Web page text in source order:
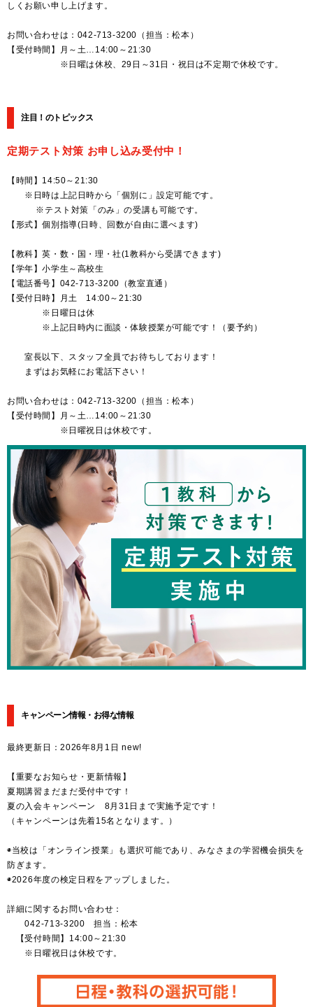
しくお願い申し上げます。
お問い合わせは：042-713-3200（担当：松本）
【受付時間】月～土…14:00～21:30
※日曜は休校、29日～31日・祝日は不定期で休校です。
注目！のトピックス
定期テスト対策 お申し込み受付中！
【時間】14:50～21:30
※日時は上記日時から「個別に」設定可能です。
※テスト対策「のみ」の受講も可能です。
【形式】個別指導(日時、回数が自由に選べます)
【教科】英・数・国・理・社(1教科から受講できます)
【学年】小学生～高校生
【電話番号】042-713-3200（教室直通）
【受付日時】月土 14:00～21:30
※日曜日は休
※上記日時内に面談・体験授業が可能です！（要予約）
室長以下、スタッフ全員でお待ちしております！
まずはお気軽にお電話下さい！
お問い合わせは：042-713-3200（担当：松本）
【受付時間】月～土…14:00～21:30
※日曜祝日は休校です。
キャンペーン情報・お得な情報
最終更新日：2026年8月1日 new!
【重要なお知らせ・更新情報】
夏期講習まだまだ受付中です！
夏の入会キャンペーン 8月31日まで実施予定です！
（キャンペーンは先着15名となります。）
◉当校は「オンライン授業」も選択可能であり、みなさまの学習機会損失を
防ぎます。
◉2026年度の検定日程をアップしました。
詳細に関するお問い合わせ：
042-713-3200 担当：松本
【受付時間】14:00～21:30
※日曜祝日は休校です。